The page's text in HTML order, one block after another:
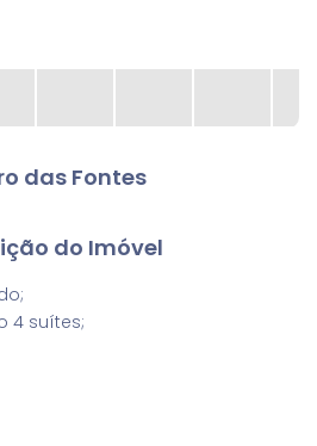
das Fontes
do Imóvel
4 suítes;